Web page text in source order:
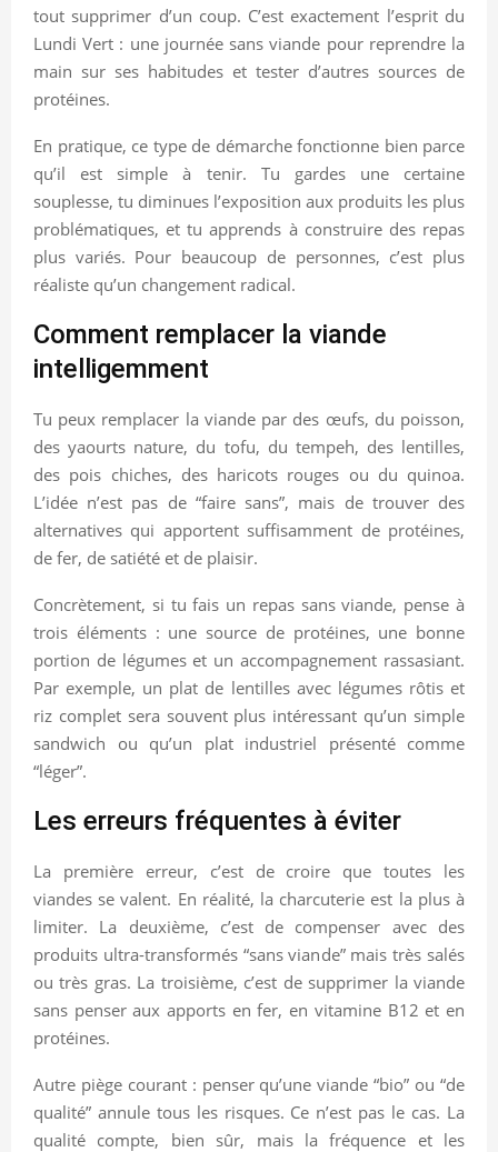
tout supprimer d’un coup. C’est exactement l’esprit du
Lundi Vert : une journée sans viande pour reprendre la
main sur ses habitudes et tester d’autres sources de
protéines.
En pratique, ce type de démarche fonctionne bien parce
qu’il est simple à tenir. Tu gardes une certaine
souplesse, tu diminues l’exposition aux produits les plus
problématiques, et tu apprends à construire des repas
plus variés. Pour beaucoup de personnes, c’est plus
réaliste qu’un changement radical.
Comment remplacer la viande
intelligemment
Tu peux remplacer la viande par des œufs, du poisson,
des yaourts nature, du tofu, du tempeh, des lentilles,
des pois chiches, des haricots rouges ou du quinoa.
L’idée n’est pas de “faire sans”, mais de trouver des
alternatives qui apportent suffisamment de protéines,
de fer, de satiété et de plaisir.
Concrètement, si tu fais un repas sans viande, pense à
trois éléments : une source de protéines, une bonne
portion de légumes et un accompagnement rassasiant.
Par exemple, un plat de lentilles avec légumes rôtis et
riz complet sera souvent plus intéressant qu’un simple
sandwich ou qu’un plat industriel présenté comme
“léger”.
Les erreurs fréquentes à éviter
La première erreur, c’est de croire que toutes les
viandes se valent. En réalité, la charcuterie est la plus à
limiter. La deuxième, c’est de compenser avec des
produits ultra-transformés “sans viande” mais très salés
ou très gras. La troisième, c’est de supprimer la viande
sans penser aux apports en fer, en vitamine B12 et en
protéines.
Autre piège courant : penser qu’une viande “bio” ou “de
qualité” annule tous les risques. Ce n’est pas le cas. La
qualité compte, bien sûr, mais la fréquence et les